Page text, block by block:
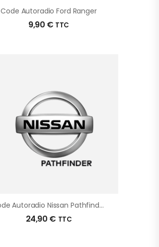
Code Autoradio Ford Ranger
9,90 € TTC
Code Autoradio Nissan Pathfinder
24,90 € TTC